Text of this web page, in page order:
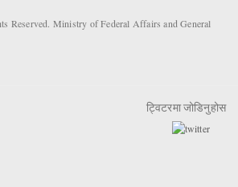
Reserved. Ministry of Federal Affairs and General
ट्विटरमा जोडिनुहोस